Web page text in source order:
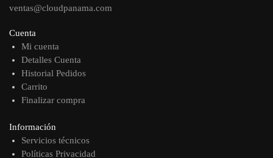
ventas@cloudpanama.com
Cuenta
Mi cuenta
Detalles Cuenta
Historial Pedidos
Carrito
Finalizar compra
Información
Servicios técnicos
Políticas Privacidad